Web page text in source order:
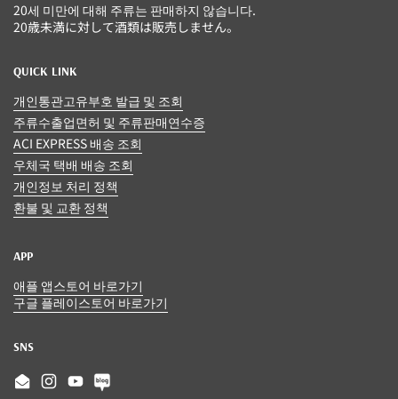
20세 미만에 대해 주류는 판매하지 않습니다.
20歳未満に対して酒類は販売しません。
QUICK LINK
개인통관고유부호 발급 및 조회
주류수출업면허 및 주류판매연수증
ACI EXPRESS 배송 조회
우체국 택배 배송 조회
개인정보 처리 정책
환불 및 교환 정책
APP
애플 앱스토어 바로가기
구글 플레이스토어 바로가기
SNS
EmailInstagram
YouTube